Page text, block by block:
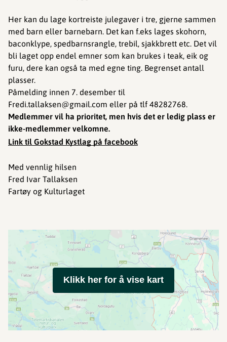
Her kan du lage kortreiste julegaver i tre, gjerne sammen
med barn eller barnebarn. Det kan f.eks lages skohorn,
baconklype, spedbarnsrangle, trebil, sjakkbrett etc. Det vil
bli laget opp endel emner som kan brukes i teak, eik og
furu, dere kan også ta med egne ting. Begrenset antall
plasser.
Påmelding innen 7. desember til
Fredi.tallaksen@gmail.com eller på tlf 48282768.
Medlemmer vil ha prioritet, men hvis det er ledig plass er
ikke-medlemmer velkomne.
Link til Gokstad Kystlag på facebook
Med vennlig hilsen
Fred Ivar Tallaksen
Fartøy og Kulturlaget
Klikk her for å vise kart